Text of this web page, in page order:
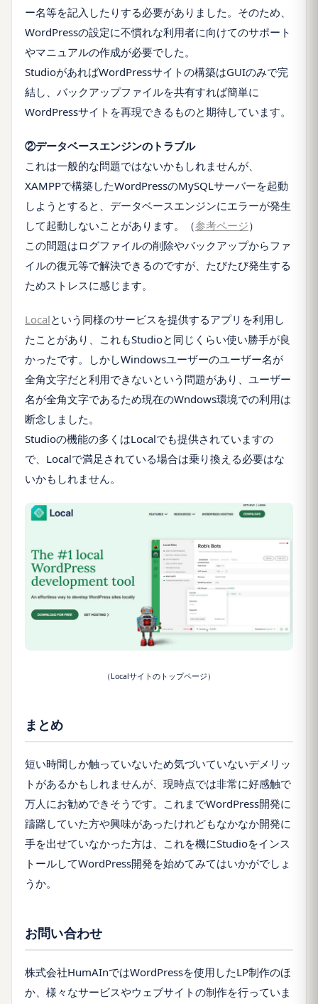
ー名等を記入したりする必要がありました。そのため、
WordPressの設定に不慣れな利用者に向けてのサポート
やマニュアルの作成が必要でした。
StudioがあればWordPressサイトの構築はGUIのみで完
結し、バックアップファイルを共有すれば簡単に
WordPressサイトを再現できるものと期待しています。
②データベースエンジンのトラブル
これは一般的な問題ではないかもしれませんが、
XAMPPで構築したWordPressのMySQLサーバーを起動
しようとすると、データベースエンジンにエラーが発生
して起動しないことがあります。（参考ページ）
この問題はログファイルの削除やバックアップからファ
イルの復元等で解決できるのですが、たびたび発生する
ためストレスに感じます。
Localという同様のサービスを提供するアプリを利用し
たことがあり、これもStudioと同じくらい使い勝手が良
かったです。しかしWindowsユーザーのユーザー名が
全角文字だと利用できないという問題があり、ユーザー
名が全角文字であるため現在のWndows環境での利用は
断念しました。
Studioの機能の多くはLocalでも提供されていますの
で、Localで満足されている場合は乗り換える必要はな
いかもしれません。
（Localサイトのトップページ）
まとめ
短い時間しか触っていないため気づいていないデメリッ
トがあるかもしれませんが、現時点では非常に好感触で
万人にお勧めできそうです。これまでWordPress開発に
躊躇していた方や興味があったけれどもなかなか開発に
手を出せていなかった方は、これを機にStudioをインス
トールしてWordPress開発を始めてみてはいかがでしょ
うか。
お問い合わせ
株式会社HumAInではWordPressを使用したLP制作のほ
か、様々なサービスやウェブサイトの制作を行っていま